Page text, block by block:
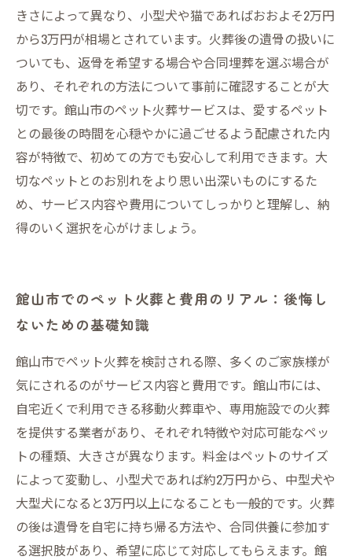
きさによって異なり、小型犬や猫であればおおよそ2万円
から3万円が相場とされています。火葬後の遺骨の扱いに
ついても、返骨を希望する場合や合同埋葬を選ぶ場合が
あり、それぞれの方法について事前に確認することが大
切です。館山市のペット火葬サービスは、愛するペット
との最後の時間を心穏やかに過ごせるよう配慮された内
容が特徴で、初めての方でも安心して利用できます。大
切なペットとのお別れをより思い出深いものにするた
め、サービス内容や費用についてしっかりと理解し、納
得のいく選択を心がけましょう。
館山市でのペット火葬と費用のリアル：後悔し
ないための基礎知識
館山市でペット火葬を検討される際、多くのご家族様が
気にされるのがサービス内容と費用です。館山市には、
自宅近くで利用できる移動火葬車や、専用施設での火葬
を提供する業者があり、それぞれ特徴や対応可能なペッ
トの種類、大きさが異なります。料金はペットのサイズ
によって変動し、小型犬であれば約2万円から、中型犬や
大型犬になると3万円以上になることも一般的です。火葬
の後は遺骨を自宅に持ち帰る方法や、合同供養に参加す
る選択肢があり、希望に応じて対応してもらえます。館